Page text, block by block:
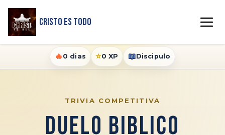
Cristo Es Todo
🔥 0 dias ⭐0 XP 📖Discipulo
TRIVIA COMPETITIVA
Duelo Biblico